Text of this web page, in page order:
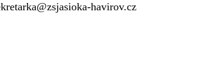
havirov.cz